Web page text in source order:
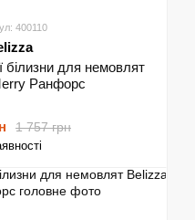
400110
білизни для немовлят
Ранфорс
1 757 грн